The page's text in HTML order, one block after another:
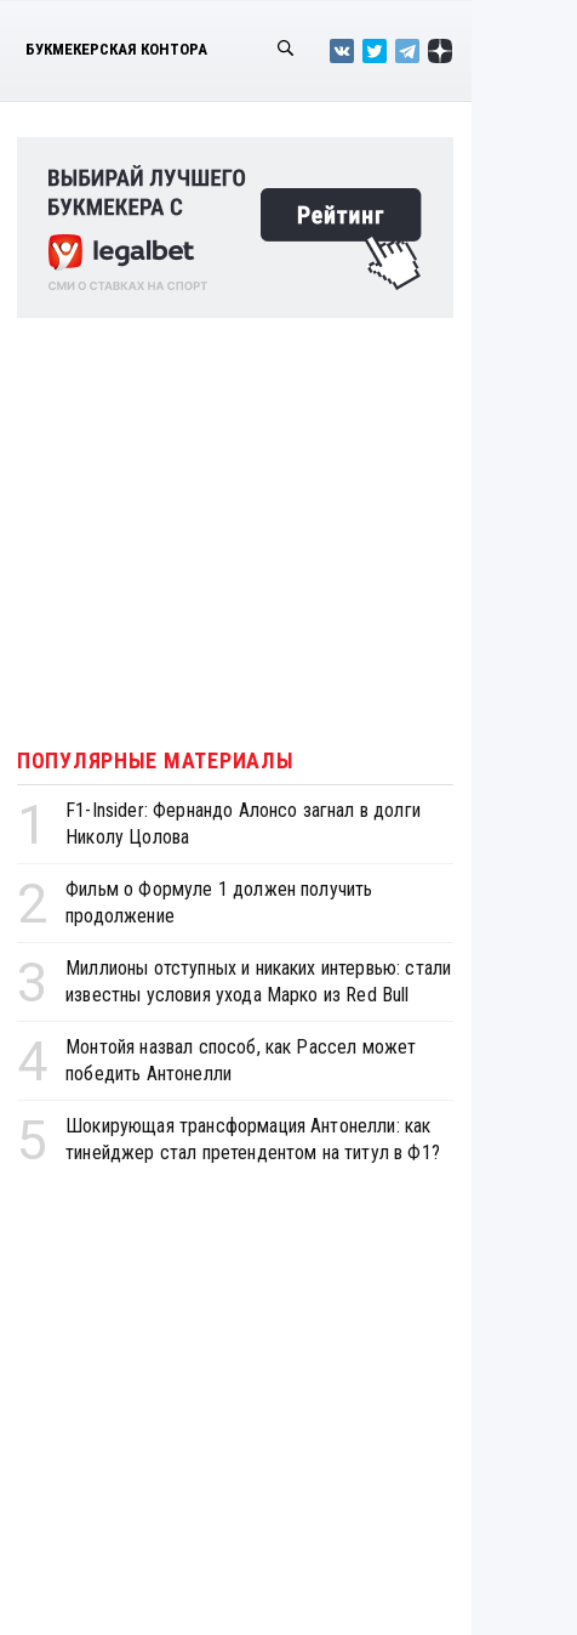
БУКМЕКЕРСКАЯ КОНТОРА
ПОПУЛЯРНЫЕ МАТЕРИАЛЫ
1
F1-Insider: Фернандо Алонсо загнал в долги
Николу Цолова
2
Фильм о Формуле 1 должен получить
продолжение
3
Миллионы отступных и никаких интервью: стали
известны условия ухода Марко из Red Bull
4
Монтойя назвал способ, как Рассел может
победить Антонелли
5
Шокирующая трансформация Антонелли: как
тинейджер стал претендентом на титул в Ф1?